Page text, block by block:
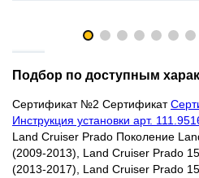
Подбор по доступным
Сертификат №2 Сертификат
Инструкция установки арт.
Land Cruiser Prado Поколение
(2009-2013), Land Cruiser Prado
(2013-2017), Land Cruiser Prado